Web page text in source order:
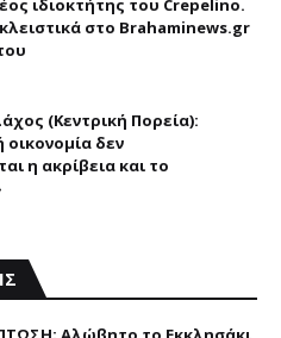
ιδιοκτήτης του Crepelino.
στο Brahaminews.gr
(Κεντρική Πορεία):
δεν
η ακρίβεια και το